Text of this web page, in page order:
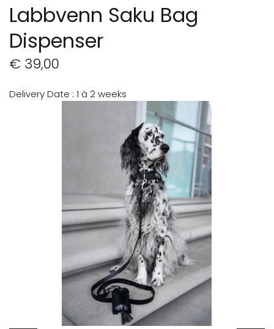
Labbvenn Saku Bag
Dispenser
€ 39,00
Delivery Date 1 à 2 weeks